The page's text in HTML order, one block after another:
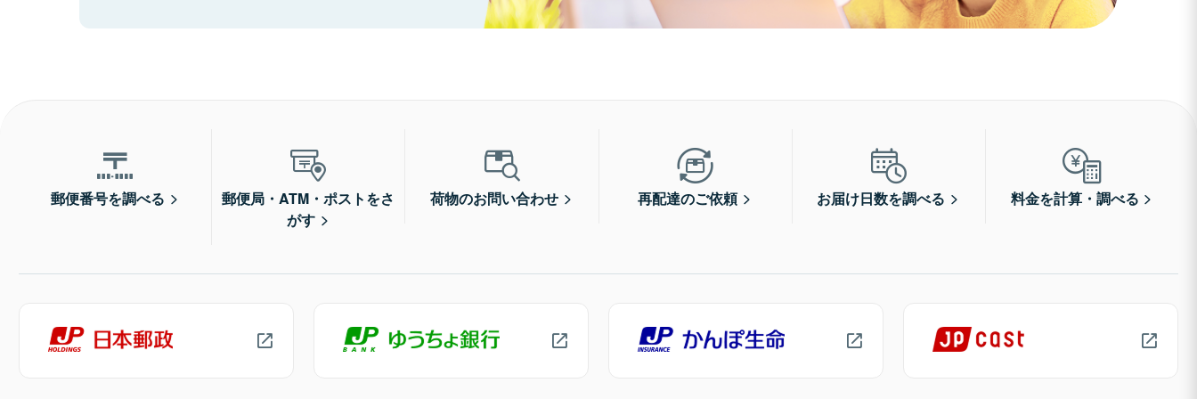
郵便番号を調べる
郵便局・ATM・ポストをさ
がす
荷物のお問い合わせ 再配達のご依頼 お届け日数を調べる 料金を計算・調べる